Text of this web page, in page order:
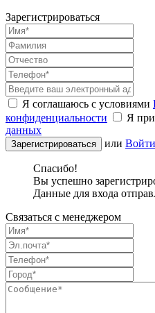
Зарегистрироваться
Я соглашаюсь с условиями
конфиденциальности
Я
данных
или Войти
Спасибо!
Вы успешно
Данные для входа
Связаться с менеджером